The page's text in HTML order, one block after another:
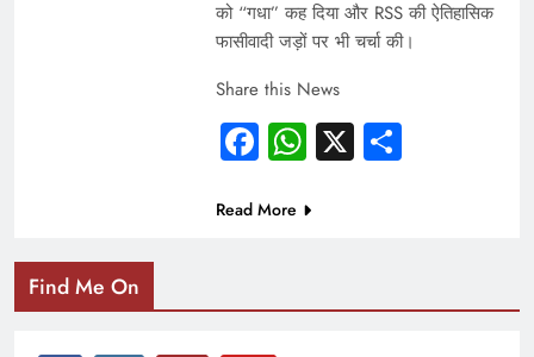
को “गधा” कह दिया और RSS की ऐतिहासिक
फासीवादी जड़ों पर भी चर्चा की।
Share this News
Facebook
WhatsApp
X Share
Read More
Find Me On